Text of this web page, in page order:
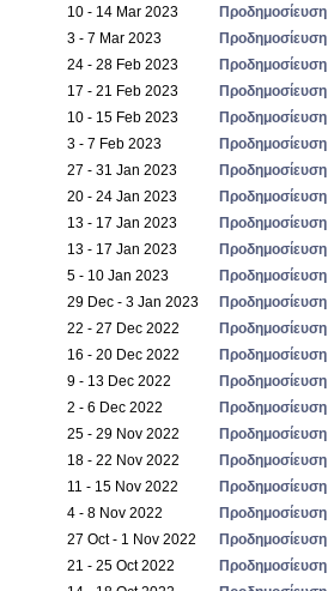
10 - 14 Mar 2023 Προδημοσίευση
3 - 7 Mar 2023 Προδημοσίευση
24 - 28 Feb 2023 Προδημοσίευση
17 - 21 Feb 2023 Προδημοσίευση
10 - 15 Feb 2023 Προδημοσίευση
3 - 7 Feb 2023 Προδημοσίευση
27 - 31 Jan 2023 Προδημοσίευση
20 - 24 Jan 2023 Προδημοσίευση
13 - 17 Jan 2023 Προδημοσίευση
13 - 17 Jan 2023 Προδημοσίευση
5 - 10 Jan 2023 Προδημοσίευση
29 Dec - 3 Jan 2023 Προδημοσίευση
22 - 27 Dec 2022 Προδημοσίευση
16 - 20 Dec 2022 Προδημοσίευση
9 - 13 Dec 2022 Προδημοσίευση
2 - 6 Dec 2022 Προδημοσίευση
25 - 29 Nov 2022 Προδημοσίευση
18 - 22 Nov 2022 Προδημοσίευση
11 - 15 Nov 2022 Προδημοσίευση
4 - 8 Nov 2022 Προδημοσίευση
27 Oct - 1 Nov 2022 Προδημοσίευση
21 - 25 Oct 2022 Προδημοσίευση